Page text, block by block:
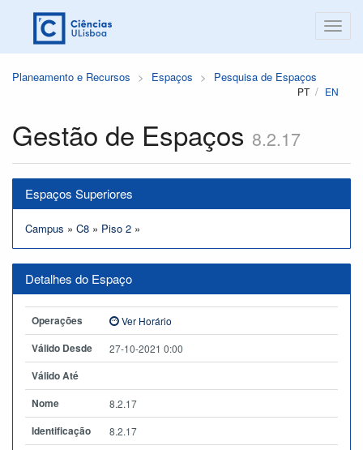
Planeamento e Recursos Espaços Pesquisa de Espaços
PT EN
Gestão de Espaços 8.2.17
Espaços Superiores
Campus » C8 » Piso 2 »
Detalhes do Espaço
Operações Ver Horário
Válido Desde 27-10-2021 0:00
Válido Até
Nome
8.2.17
Identificação 8.2.17